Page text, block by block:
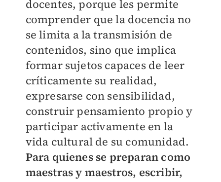
docentes, porque les permite
comprender que la docencia no
se limita a la transmisión de
contenidos, sino que implica
formar sujetos capaces de leer
críticamente su realidad,
expresarse con sensibilidad,
construir pensamiento propio y
participar activamente en la
vida cultural de su comunidad.
Para quienes se preparan como
maestras y maestros, escribir,